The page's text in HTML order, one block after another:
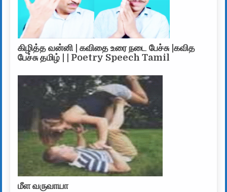
கிழித்த வன்னி | கவிதை உரை நடை பேச்சு |கவித
பேச்சு தமிழ் | | Poetry Speech Tamil
மீள வருவாயா